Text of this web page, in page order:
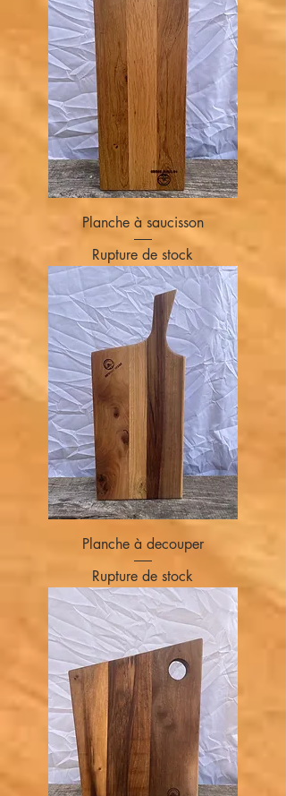
Planche à saucisson
Rupture de stock
Planche à decouper
Rupture de stock